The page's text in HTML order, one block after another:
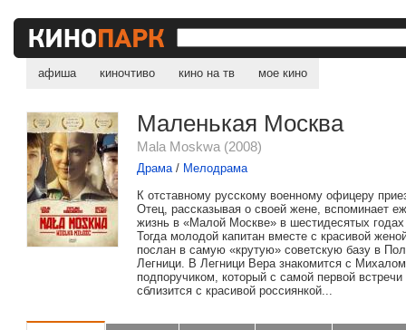
афиша киночтиво кино на тв мое кино
Маленькая Москва
Mala Moskwa (2008)
Драма/ Мелодрама
К отставному русскому военному офицеру
Отец, рассказывая о своей жене, вспоминает
жизнь в «Малой Москве» в шестидесятых
Тогда молодой капитан вместе с красивой
послан в самую «крутую» советскую базу в
Легници. В Легници Вера знакомится с
подпоручиком, который с самой первой встречи
сблизится с красивой россиянкой...